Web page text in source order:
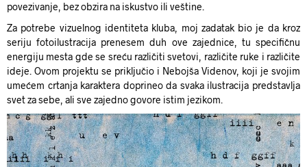
povezivanje, bez obzira na iskustvo ili veštine.
Za potrebe vizuelnog identiteta kluba, moj zadatak bio je da kroz
seriju fotoilustracija prenesem duh ove zajednice, tu specifičnu
energiju mesta gde se sreću različiti svetovi, različite ruke i različite
ideje. Ovom projektu se priključio i Nebojša Videnov, koji je svojim
umećem crtanja karaktera doprineo da svaka ilustracija predstavlja
svet za sebe, ali sve zajedno govore istim jezikom.